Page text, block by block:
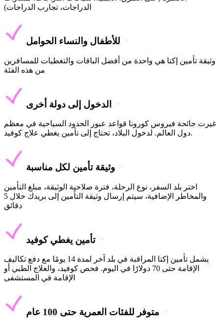
الدراجات، تجارب الدراجات)
للأطفال والنساء الحوامل
وثيقة تأمين إكتا هي واحدة من أفضل الباقات والتغطيات للمسافرين
من هذه الفئة
الدخول إلى دولة أخرى
غيرت جائحة فيروس كورونا قواعد عبور الحدود السياحية في معظم
دول العالم. لدخول البلاد، تحتاج إلى تأمين يغطي علاج كوفيد.
وثيقة تأمين لكل مناسبة
اختر بلد السفر، نوع الرحلة، فترة صلاحية الوثيقة، مبلغ التأمين
والمخاطر الإضافية، سيتم إرسال وثيقة التأمين إلى بريدك خلال 5
دقائق
تأمين يغطي كوفيد
يشمل تأمين إكتا المراقبة في بلد آخر لمدة 14 يومًا مع دفع تكاليف
الإقامة حتى 70 دولارًا في اليوم. فحص كوفيد، والعلاج الطبي أو
الإقامة في المستشفى
متوفر للفئات العمرية حتى 100 عام